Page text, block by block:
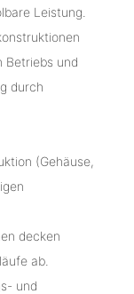
Leistung.
Betriebs und
durch
(Gehäuse,
decken
ab.
und